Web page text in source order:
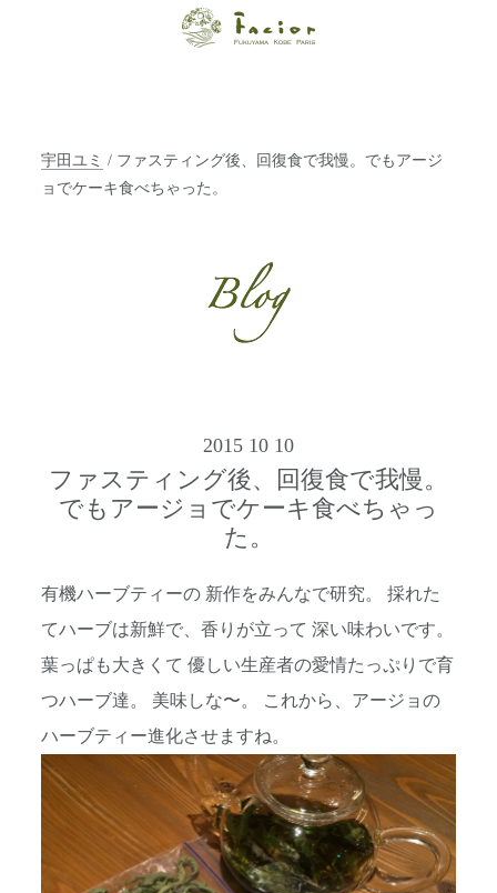
ン ファシオー
ルは、 内面から
ルでご提案しま
す。
宇田ユミ / ファスティング後、回復食で我慢。でもアージ
ョでケーキ食べちゃった。
2015 10 10
ファスティング後、回復食で我慢。
でもアージョでケーキ食べちゃっ
た。
有機ハーブティーの 新作をみんなで研究。 採れた
てハーブは新鮮で、香りが立って 深い味わいです。
葉っぱも大きくて 優しい生産者の愛情たっぷりで育
つハーブ達。 美味しな〜。 これから、アージョの
ハーブティー進化させますね。